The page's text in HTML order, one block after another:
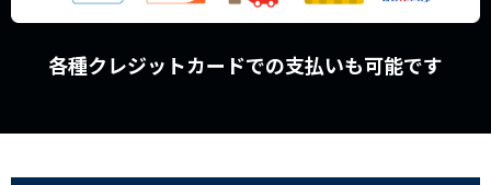
各種クレジットカードでの支払いも可能です